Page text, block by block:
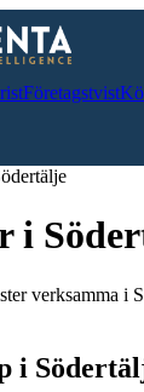
Företagstvist
i
verksamma i
i